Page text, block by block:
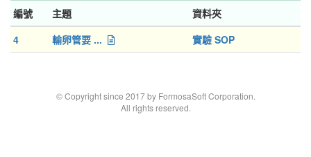
編號 主題
資料夾
4
輸卵管要 ... 實驗 SOP
© Copyright since 2017 by FormosaSoft Corporation.
All rights reserved.